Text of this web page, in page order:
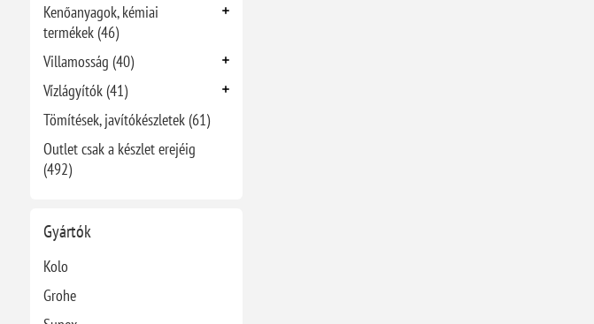
Kenőanyagok, kémiai
termékek (46)
Villamosság (40)
Vízlágyítók (41)
Tömítések, javítókészletek (61)
Outlet csak a készlet erejéig
(492)
Gyártók
Kolo
Grohe